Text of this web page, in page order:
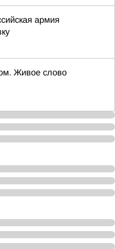
армия
Живое слово